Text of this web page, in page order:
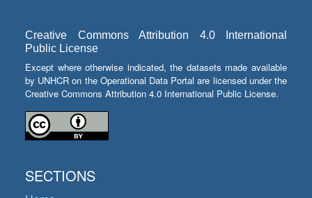
Creative Commons Attribution 4.0 International
Public License
Except where otherwise indicated, the datasets made available
by UNHCR on the Operational Data Portal are licensed under the
Creative Commons Attribution 4.0 International Public License.
SECTIONS